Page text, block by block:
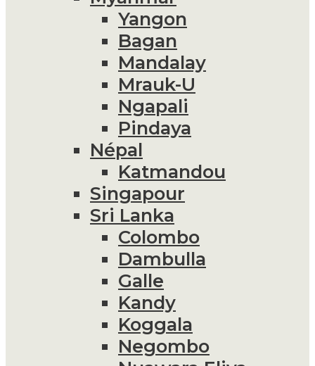
Yangon
Bagan
Mandalay
Mrauk-U
Ngapali
Pindaya
Népal
Katmandou
Singapour
Sri Lanka
Colombo
Dambulla
Galle
Kandy
Koggala
Negombo